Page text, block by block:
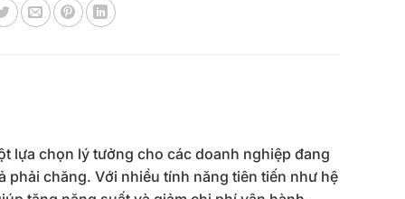
lựa chọn lý tưởng cho các doanh nghiệp đang
phải chăng. Với nhiều tính năng tiên tiến như hệ